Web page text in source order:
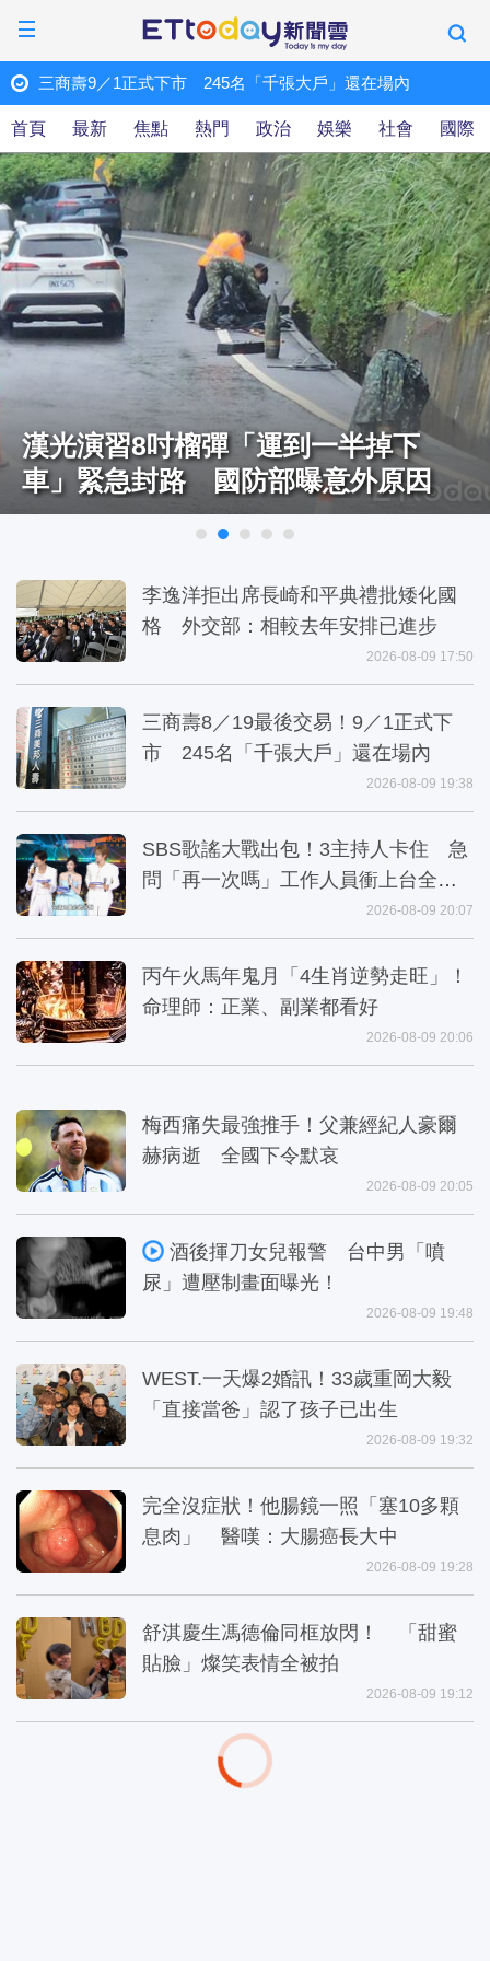
ET快訊
商壽9／1正式下市 245名「千張大戶」還在場內
大中
首頁 最新 焦點 熱門 政治 娛樂 社會 國際
漢光演習8吋榴彈「運到一半掉下
車」緊急封路 國防部曝意外原因
李逸洋拒出席長崎和平典禮批矮化國
格 外交部：相較去年安排已進步
2026-08-09 17:50
三商壽8／19最後交易！9／1正式下
市 245名「千張大戶」還在場內
2026-08-09 19:38
SBS歌謠大戰出包！3主持人卡住 急
問「再一次嗎」工作人員衝上台全播
2026-08-09 20:07
丙午火馬年鬼月「4生肖逆勢走旺」！
命理師：正業、副業都看好
2026-08-09 20:06
梅西痛失最強推手！父兼經紀人豪爾
赫病逝 全國下令默哀
2026-08-09 20:05
酒後揮刀女兒報警 台中男「噴
尿」遭壓制畫面曝光！
2026-08-09 19:48
WEST.一天爆2婚訊！33歲重岡大毅
「直接當爸」認了孩子已出生
2026-08-09 19:32
完全沒症狀！他腸鏡一照「塞10多顆
息肉」 醫嘆：大腸癌長大中
2026-08-09 19:28
舒淇慶生馮德倫同框放閃！ 「甜蜜
貼臉」燦笑表情全被拍
2026-08-09 19:12